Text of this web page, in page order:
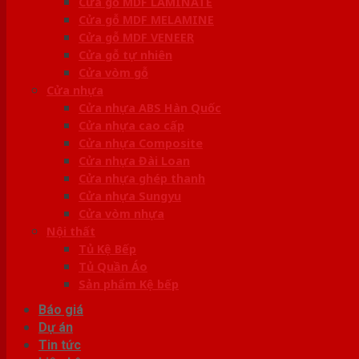
Cửa gỗ MDF MELAMINE
Cửa gỗ MDF VENEER
Cửa gỗ tự nhiên
Cửa vòm gỗ
Cửa nhựa
Cửa nhựa ABS Hàn Quốc
Cửa nhựa cao cấp
Cửa nhựa Composite
Cửa nhựa Đài Loan
Cửa nhựa ghép thanh
Cửa nhựa Sungyu
Cửa vòm nhựa
Nội thất
Tủ Kệ Bếp
Tủ Quần Áo
Sản phẩm Kệ bếp
Báo giá
Dự án
Tin tức